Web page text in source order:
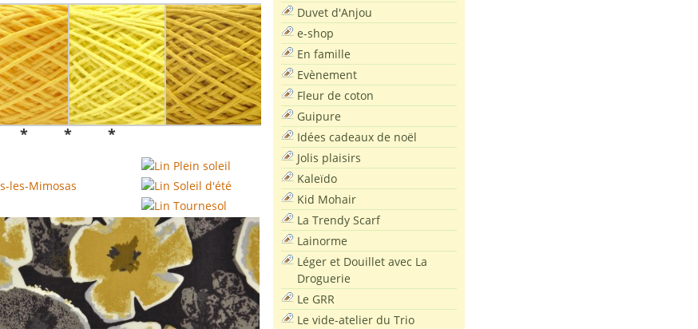
* * *
Duvet d'Anjou
e-shop
En famille
Evènement
Fleur de coton
Guipure
Idées cadeaux de noël
Jolis plaisirs
Kaleïdo
Kid Mohair
La Trendy Scarf
Lainorme
Léger et Douillet avec La
Droguerie
Le GRR
Le vide-atelier du Trio